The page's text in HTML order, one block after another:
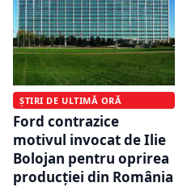
ȘTIRI DE ULTIMĂ ORĂ
Ford contrazice
motivul invocat de Ilie
Bolojan pentru oprirea
producției din România